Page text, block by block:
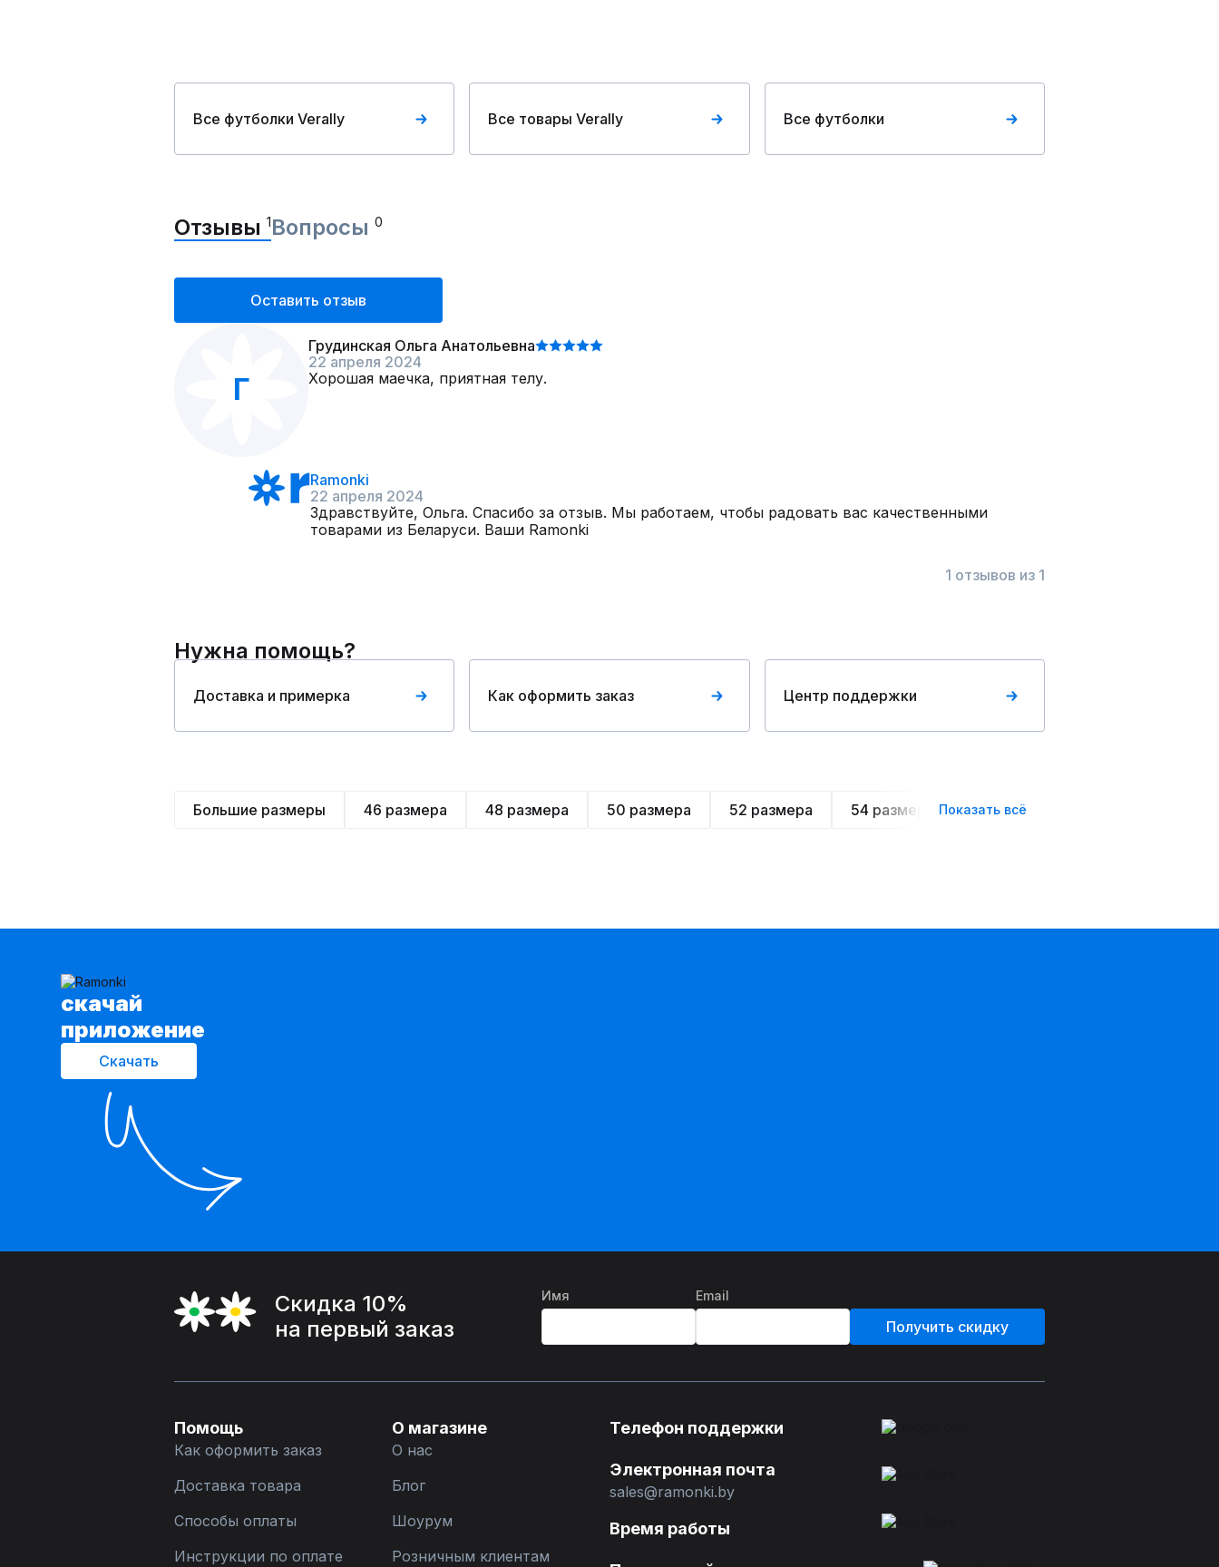
Все футболки Verally Все товары Verally Все футболки
Отзывы 1Вопросы 0
Оставить отзыв
Г
Грудинская Ольга Анатольевна
22 апреля 2024
Хорошая маечка, приятная телу.
Ramonki
22 апреля 2024
Здравствуйте, Ольга. Спасибо за отзыв. Мы работаем, чтобы радовать вас качественными
товарами из Беларуси. Ваши Ramonki
1 отзывов из 1
Нужна помощь?
Доставка и примерка Как оформить заказ Центр поддержки
Большие размеры 46 размера 48 размера 50 размера 52 размера 54 размера Летние
Показать всё
cкачай
приложение
Скачать
Скидка 10%
на первый заказ
Имя Email
Получить скидку
Помощь
Как оформить заказ
Доставка товара
Способы оплаты
Инструкции по оплате
О магазине
О нас
Блог
Шоурум
Розничным клиентам
Телефон поддержки
Электронная почта
sales@ramonki.by
Время работы